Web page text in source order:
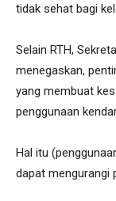
tidak sehat bagi
Selain RTH,
menegaskan,
yang membuat
penggunaan
Hal itu
dapat mengurangi